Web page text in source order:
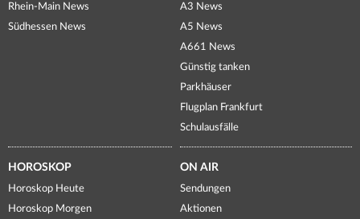
Rhein-Main News
Südhessen News
A3 News
A5 News
A661 News
Günstig tanken
Parkhäuser
Flugplan Frankfurt
Schulausfälle
HOROSKOP
Horoskop Heute
Horoskop Morgen
ON AIR
Sendungen
Aktionen